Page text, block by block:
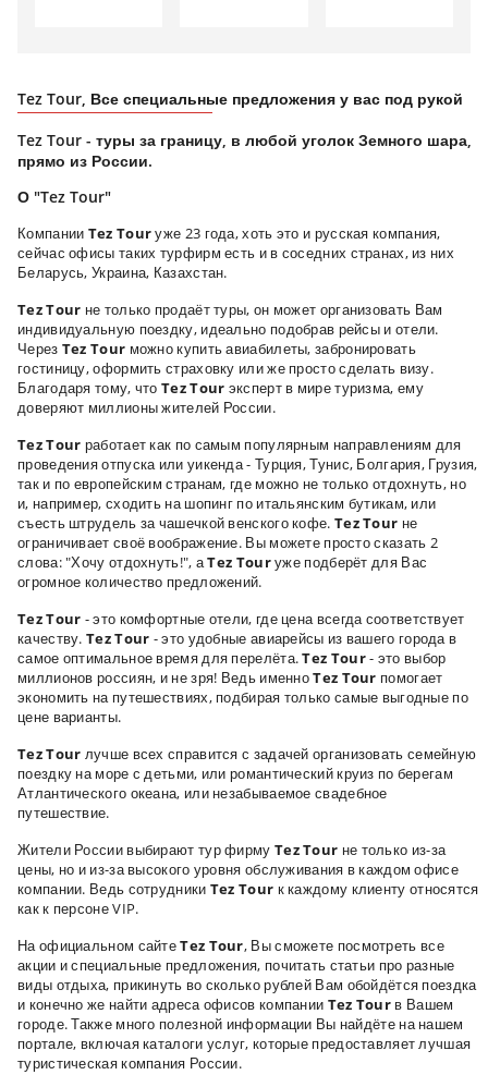
Tez Tour, Все специальные предложения у вас под рукой
Tez Tour - туры за границу, в любой уголок Земного шара,
прямо из России.
О "Tez Tour"
Компании Tez Tourуже 23 года, хоть это и русская компания,
сейчас офисы таких турфирм есть и в соседних странах, из них
Беларусь, Украина, Казахстан.
Tez Tour не только продаёт туры, он может организовать Вам
индивидуальную поездку, идеально подобрав рейсы и отели.
Через Tez Tour можно купить авиабилеты, забронировать
гостиницу, оформить страховку или же просто сделать визу.
Благодаря тому, что Tez Tour эксперт в мире туризма, ему
доверяют миллионы жителей России.
Tez Tour работает как по самым популярным направлениям для
проведения отпуска или уикенда - Турция, Тунис, Болгария, Грузия,
так и по европейским странам, где можно не только отдохнуть, но
и, например, сходить на шопинг по итальянским бутикам, или
съесть штрудель за чашечкой венского кофе. Tez Tour не
ограничивает своё воображение. Вы можете просто сказать 2
слова: "Хочу отдохнуть!", аTez Tourуже подберёт для Вас
огромное количество предложений.
Tez Tour - это комфортные отели, где цена всегда соответствует
качеству. Tez Tour - это удобные авиарейсы из вашего города в
самое оптимальное время для перелёта.Tez Tour- это выбор
миллионов россиян, и не зря! Ведь именноTez Tour помогает
экономить на путешествиях, подбирая только самые выгодные по
цене варианты.
Tez Tour лучше всех справится с задачей организовать семейную
поездку на море с детьми, или романтический круиз по берегам
Атлантического океана, или незабываемое свадебное
путешествие.
Жители России выбирают тур фирму Tez Tour не только из-за
цены, но и из-за высокого уровня обслуживания в каждом офисе
компании. Ведь сотрудники Tez Tour к каждому клиенту относятся
как к персоне VIP.
На официальном сайтеTez Tour, Вы сможете посмотреть все
акции и специальные предложения, почитать статьи про разные
виды отдыха, прикинуть во сколько рублей Вам обойдётся поездка
и конечно же найти адреса офисов компании Tez Tour в Вашем
городе. Также много полезной информации Вы найдёте на нашем
портале, включая каталоги услуг, которые предоставляет лучшая
туристическая компания России.